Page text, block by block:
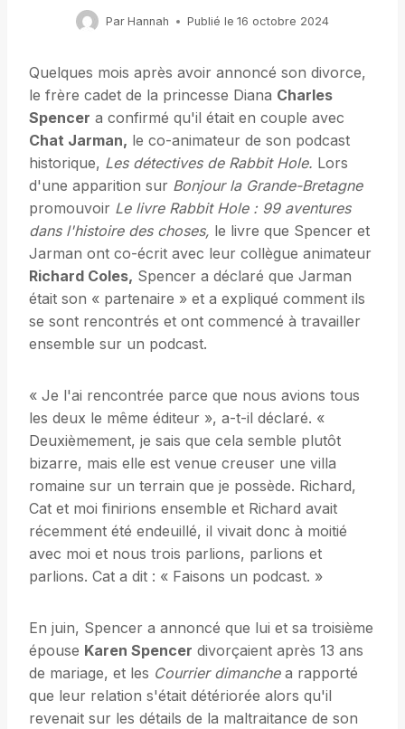
Par Hannah Publié le 16 octobre 2024
Quelques mois après avoir annoncé son divorce ,
le frère cadet de la princesse Diana Charles
Spencer a confirmé qu'il était en couple avec
Chat Jarman, le co-animateur de son podcast
historique, Les détectives de Rabbit Hole. Lors
d'une apparition sur Bonjour la Grande-Bretagne
promouvoir Le livre Rabbit Hole : 99 aventures
dans l'histoire des choses, le livre que Spencer et
Jarman ont co-écrit avec leur collègue animateur
Richard Coles, Spencer a déclaré que Jarman
était son « partenaire » et a expliqué comment ils
se sont rencontrés et ont commencé à travailler
ensemble sur un podcast.
« Je l'ai rencontrée parce que nous avions tous
les deux le même éditeur », a-t-il déclaré. «
Deuxièmement, je sais que cela semble plutôt
bizarre, mais elle est venue creuser une villa
romaine sur un terrain que je possède. Richard,
Cat et moi finirions ensemble et Richard avait
récemment été endeuillé, il vivait donc à moitié
avec moi et nous trois parlions, parlions et
parlions. Cat a dit : « Faisons un podcast. »
En juin, Spencer a annoncé que lui et sa troisième
épouse Karen Spencer divorçaient après 13 ans
de mariage, et les Courrier dimanchea rapporté
que leur relation s'était détériorée alors qu'il
revenait sur les détails de la maltraitance de son